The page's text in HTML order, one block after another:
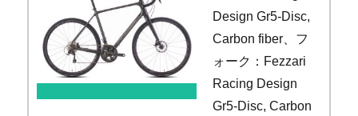
Design Gr5-Disc,
Carbon fiber、フ
ォーク：Fezzari
Racing Design
Gr5-Disc, Carbon